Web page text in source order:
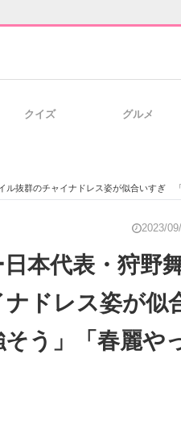
企業向けIT製品の総合サイト
クイズ グルメ
抜群のチャイナドレス姿が似合いすぎ 「
2023/
本代表・狩野
ナドレス姿が
そう」「春麗や